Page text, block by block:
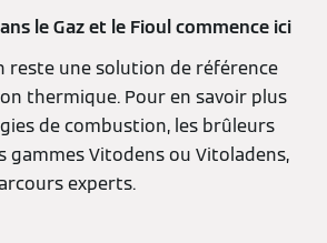
le Gaz et le Fioul commence ici
reste une solution de référence
thermique. Pour en savoir plus
de combustion, les brûleurs
gammes Vitodens ou Vitoladens,
experts.